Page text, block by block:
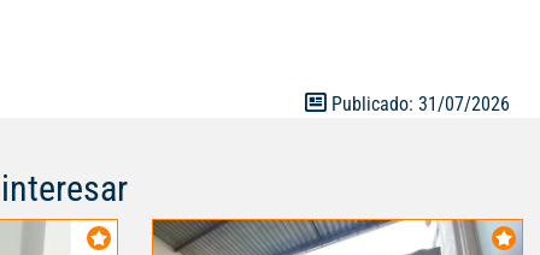
Publicado: 31/07/2026